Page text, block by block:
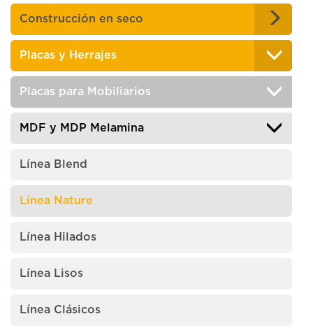
Construcción en seco
Placas y Herrajes
Placas para Mobiliarios
MDF y MDP Melamina
Línea Blend
Línea Nature
Línea Hilados
Línea Lisos
Línea Clásicos